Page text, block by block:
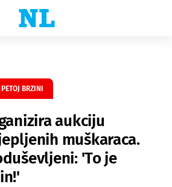
BRZINI
aukciju
muškaraca.
'To je